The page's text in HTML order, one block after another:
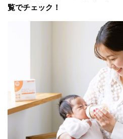
覧でチェック！